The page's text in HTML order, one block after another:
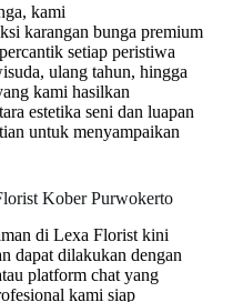
kami
karangan bunga premium
setiap peristiwa
ulang tahun, hingga
kami hasilkan
estetika seni dan luapan
untuk menyampaikan
Kober Purwokerto
di Lexa Florist kini
dapat dilakukan dengan
platform chat yang
kami siap